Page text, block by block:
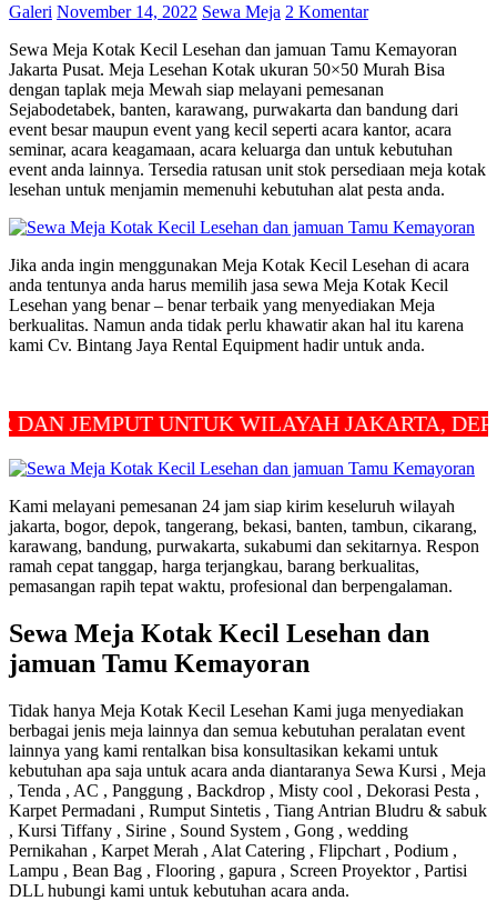
Galeri November 14, 2022 Sewa Meja 2 Komentar
Sewa Meja Kotak Kecil Lesehan dan jamuan Tamu Kemayoran
Jakarta Pusat. Meja Lesehan Kotak ukuran 50×50 Murah Bisa
dengan taplak meja Mewah siap melayani pemesanan
Sejabodetabek, banten, karawang, purwakarta dan bandung dari
event besar maupun event yang kecil seperti acara kantor, acara
seminar, acara keagamaan, acara keluarga dan untuk kebutuhan
event anda lainnya. Tersedia ratusan unit stok persediaan meja kotak
lesehan untuk menjamin memenuhi kebutuhan alat pesta anda.
Jika anda ingin menggunakan Meja Kotak Kecil Lesehan di acara
anda tentunya anda harus memilih jasa sewa Meja Kotak Kecil
Lesehan yang benar – benar terbaik yang menyediakan Meja
berkualitas. Namun anda tidak perlu khawatir akan hal itu karena
kami Cv. Bintang Jaya Rental Equipment hadir untuk anda.
UNTUK WILAYAH JAKARTA, DEPOK
Kami melayani pemesanan 24 jam siap kirim keseluruh wilayah
jakarta, bogor, depok, tangerang, bekasi, banten, tambun, cikarang,
karawang, bandung, purwakarta, sukabumi dan sekitarnya. Respon
ramah cepat tanggap, harga terjangkau, barang berkualitas,
pemasangan rapih tepat waktu, profesional dan berpengalaman.
Sewa Meja Kotak Kecil Lesehan dan
jamuan Tamu Kemayoran
Tidak hanya Meja Kotak Kecil Lesehan Kami juga menyediakan
berbagai jenis meja lainnya dan semua kebutuhan peralatan event
lainnya yang kami rentalkan bisa konsultasikan kekami untuk
kebutuhan apa saja untuk acara anda diantaranya Sewa Kursi , Meja
, Tenda , AC , Panggung , Backdrop , Misty cool , Dekorasi Pesta ,
Karpet Permadani , Rumput Sintetis , Tiang Antrian Bludru & sabuk
, Kursi Tiffany , Sirine , Sound System , Gong , wedding
Pernikahan , Karpet Merah , Alat Catering , Flipchart , Podium ,
Lampu , Bean Bag , Flooring , gapura , Screen Proyektor , Partisi
DLL hubungi kami untuk kebutuhan acara anda.